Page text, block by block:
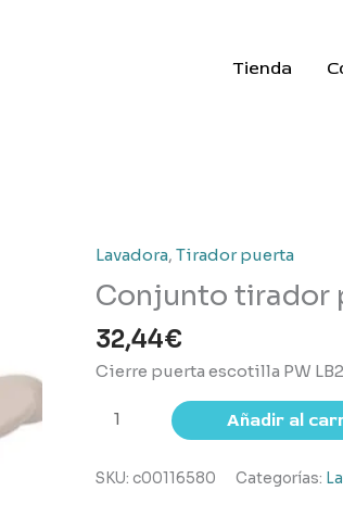
Tienda
Lavadora,Tirador puerta
Conjunto tirador
32,44€
Cierre puerta escotilla PW
Conjunto
lavadora
Añadir al
SKU: c00116580 Categorías: